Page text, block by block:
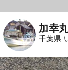
加幸
千葉県